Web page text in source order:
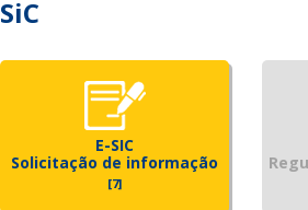
SiC
E-SIC
Solicitação de informação
[7]